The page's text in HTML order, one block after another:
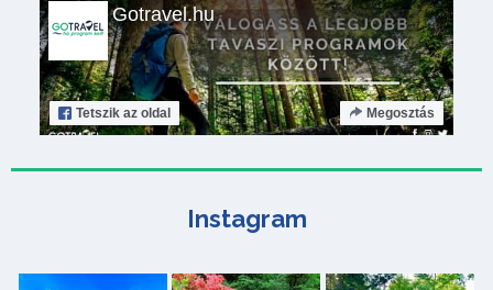
Gotravel.hu
Tetszik az oldal Megosztás
Instagram